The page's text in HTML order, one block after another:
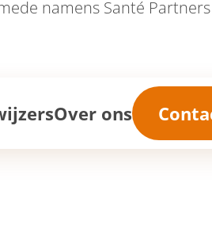
namens Santé
Over ons